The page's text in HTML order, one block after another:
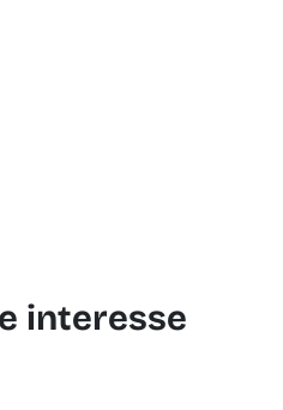
interesse